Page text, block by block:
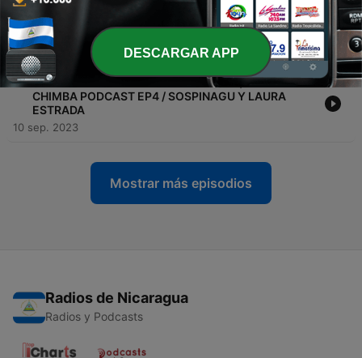
5 - UNA CHARLA ENTRE HERMANOS / QUE CHIMBA
PODCAST EP 5 / SOSPINAGU Y SARA OSPINA
18 sep. 2023
4 - HABLANDO DE CIRUGIAS CON LAURA / QUE
CHIMBA PODCAST EP4 / SOSPINAGU Y LAURA
ESTRADA
10 sep. 2023
Mostrar más episodios
Radios de Nicaragua
Radios y Podcasts
DESCARGAR APP